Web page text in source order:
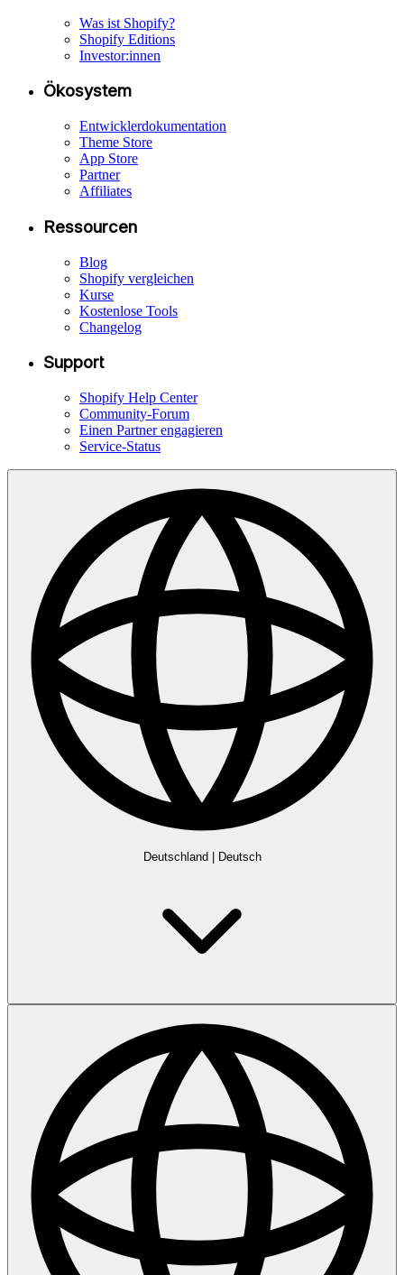
Was ist Shopify?
Shopify Editions
Investor:innen
Ökosystem
Entwicklerdokumentation
Theme Store
App Store
Partner
Affiliates
Ressourcen
Blog
Shopify vergleichen
Kurse
Kostenlose Tools
Changelog
Support
Shopify Help Center
Community-Forum
Einen Partner engagieren
Service-Status
Deutschland Deutsch